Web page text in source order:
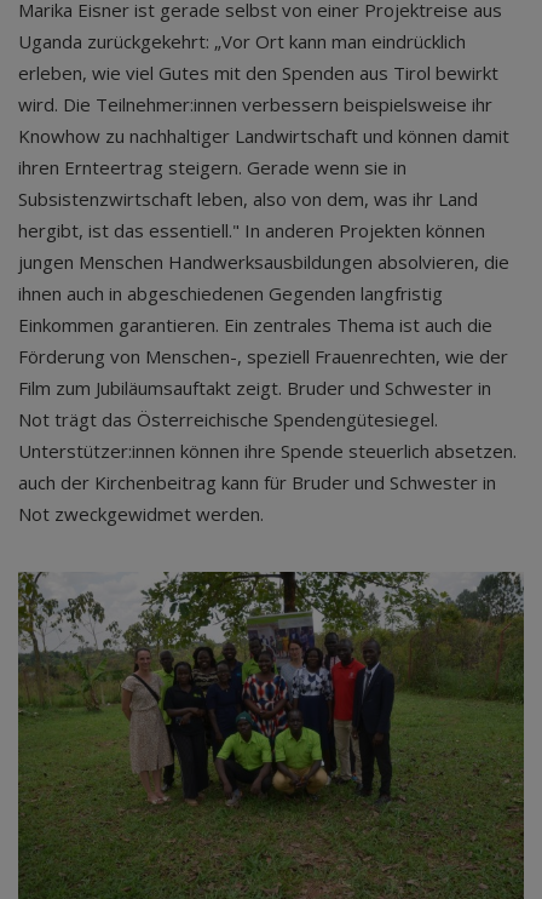
Marika Eisner ist gerade selbst von einer Projektreise aus
Uganda zurückgekehrt: „Vor Ort kann man eindrücklich
erleben, wie viel Gutes mit den Spenden aus Tirol bewirkt
wird. Die Teilnehmer:innen verbessern beispielsweise ihr
Knowhow zu nachhaltiger Landwirtschaft und können damit
ihren Ernteertrag steigern. Gerade wenn sie in
Subsistenzwirtschaft leben, also von dem, was ihr Land
hergibt, ist das essentiell." In anderen Projekten können
jungen Menschen Handwerksausbildungen absolvieren, die
ihnen auch in abgeschiedenen Gegenden langfristig
Einkommen garantieren. Ein zentrales Thema ist auch die
Förderung von Menschen-, speziell Frauenrechten, wie der
Film zum Jubiläumsauftakt zeigt. Bruder und Schwester in
Not trägt das Österreichische Spendengütesiegel.
Unterstützer:innen können ihre Spende steuerlich absetzen.
auch der Kirchenbeitrag kann für Bruder und Schwester in
Not zweckgewidmet werden.